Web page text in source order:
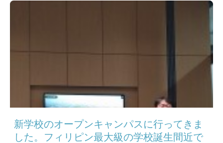
新学校のオープンキャンパスに行ってきま
した。フィリピン最大級の学校誕生間近で